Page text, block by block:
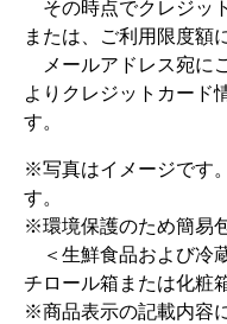
その時点でクレジッ
または、ご利用限度額
メールアドレス宛に
よりクレジットカード
す。
※写真はイメージです
す。
※環境保護のため簡易
＜生鮮食品および冷
チロール箱または化粧
※商品表示の記載内容